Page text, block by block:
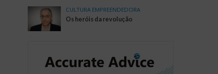
CULTURA EMPREENDEDORA
Os heróis da revolução